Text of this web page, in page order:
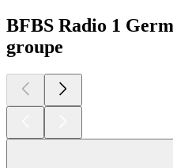
BFBS Radio 1
groupe